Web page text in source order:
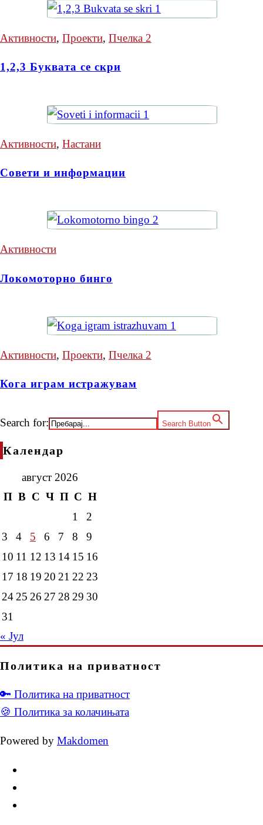
Активности, Проекти, Пчелка 2
1,2,3 Буквата се скри
Активности, Настани
Совети и информации
Активности
Локомоторно бинго
Активности, Проекти, Пчелка 2
Кога играм истражувам
Search for: Search Button
Календар
август 2026
П В С Ч П С Н
1
2
3
4 5 6 7 8
9
10 11 12 13 14 15 16
17 18 19 20 21 22 23
2425 26 27 28 29 30
31
« Јул
Политика на приватност
🔑 Политика на приватност
🍪 Политика за колачињата
Powered by Makdomen